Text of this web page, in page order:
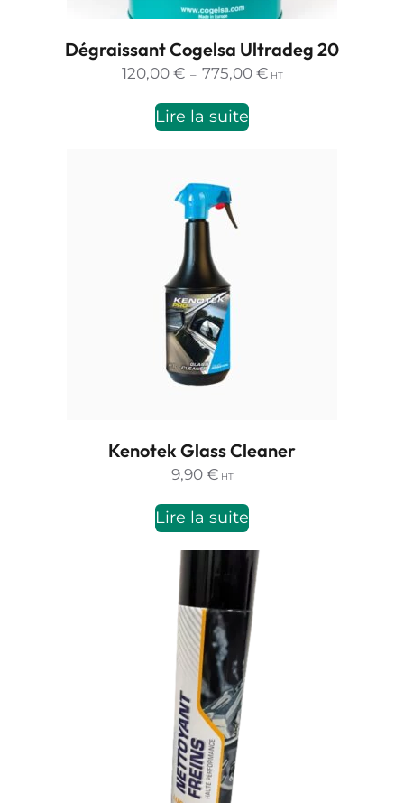
Dégraissant Cogelsa Ultradeg 20
120,00 € – 775,00 €Plage
HT
Lire la suite
Kenotek Glass Cleaner
9,90 € HT
Lire la suite